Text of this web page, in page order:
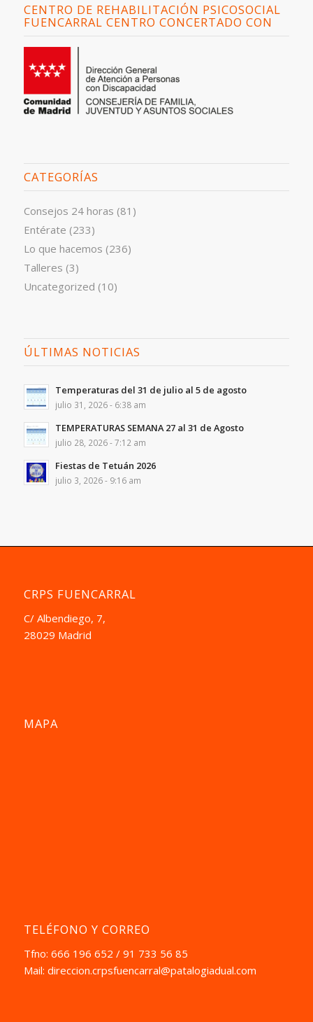
CENTRO DE REHABILITACIÓN PSICOSOCIAL
FUENCARRAL CENTRO CONCERTADO CON
CATEGORÍAS
Consejos 24 horas (81)
Entérate (233)
Lo que hacemos (236)
Talleres (3)
Uncategorized (10)
ÚLTIMAS NOTICIAS
Temperaturas del 31 de julio al 5 de agosto
julio 31, 2026 - 6:38 am
TEMPERATURAS SEMANA 27 al 31 de Agosto
julio 28, 2026 - 7:12 am
Fiestas de Tetuán 2026
julio 3, 2026 - 9:16 am
CRPS FUENCARRAL
C/ Albendiego, 7,
28029 Madrid
MAPA
TELÉFONO Y CORREO
Tfno: 666 196 652 / 91 733 56 85
Mail: direccion.crpsfuencarral@patalogiadual.com